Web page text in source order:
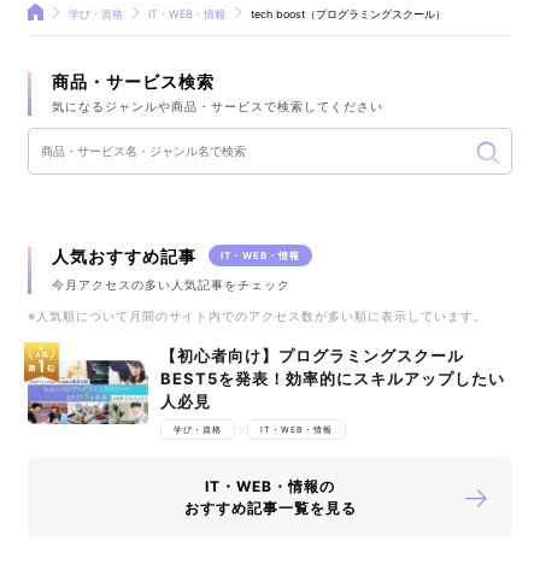
学び・資格 IT・WEB・情報 tech boost（プログラミングスクール）
商品・サービス検索
気になるジャンルや商品・サービスで検索してください
人気おすすめ記事 IT・WEB・情報
今月アクセスの多い人気記事をチェック
※人気順について月間のサイト内でのアクセス数が多い順に表示しています。
【初心者向け】プログラミングスクール
BEST5を発表！効率的にスキルアップしたい
人必見
学び・資格 IT・WEB・情報
IT・WEB・情報の
おすすめ記事一覧を見る